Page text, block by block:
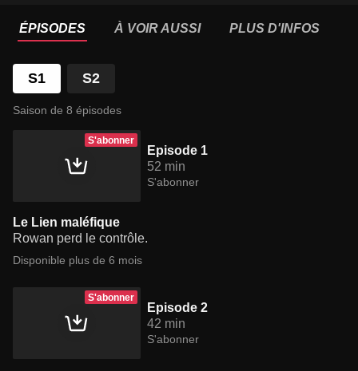
ÉPISODES À VOIR AUSSI PLUS D'INFOS
S1 S2
Saison de 8 épisodes
S'abonner
Episode 1
52 min
S'abonner
Le Lien maléfique
Rowan perd le contrôle.
Disponible plus de 6 mois
S'abonner
Episode 2
42 min
S'abonner